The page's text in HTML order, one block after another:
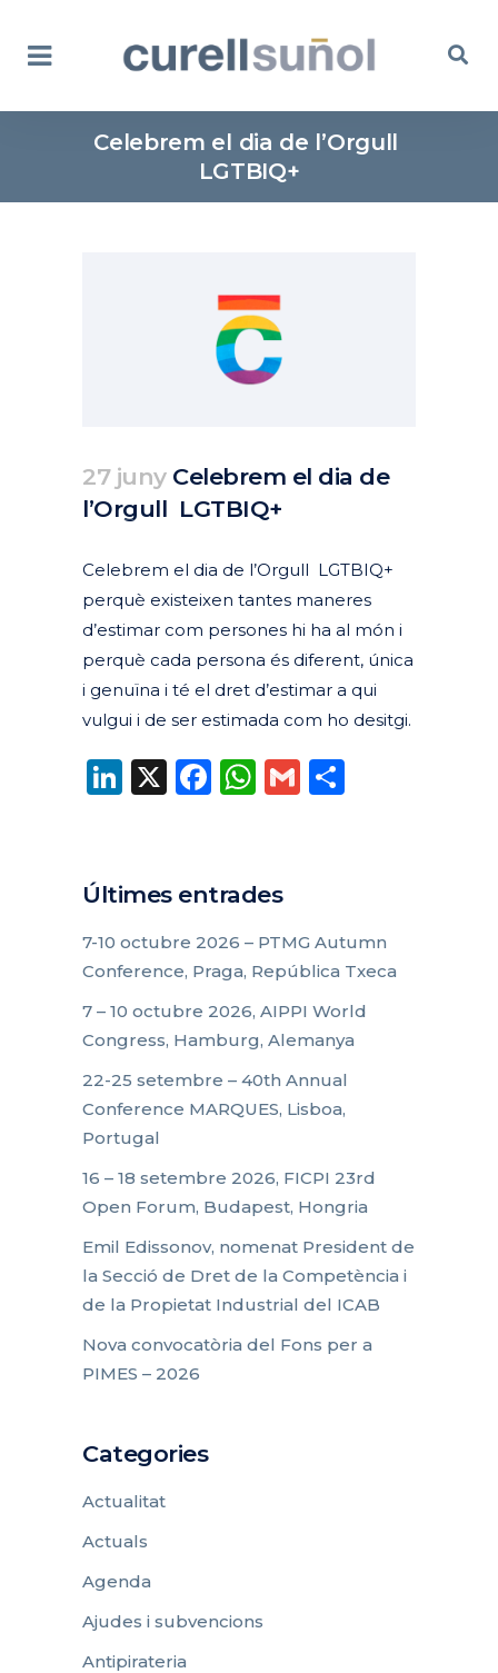
Celebrem el dia de l’Orgull
LGTBIQ+
27 junyCelebrem el dia de
l’Orgull LGTBIQ+
Celebrem el dia de l’Orgull LGTBIQ+
perquè existeixen tantes maneres
d’estimar com persones hi ha al món i
perquè cada persona és diferent, única
i genuïna i té el dret d’estimar a qui
vulgui i de ser estimada com ho desitgi.
LinkedIn
X Facebook
WhatsApp
Gmail
Últimes entrades
7-10 octubre 2026 – PTMG Autumn
Conference, Praga, República Txeca
7 – 10 octubre 2026, AIPPI World
Congress, Hamburg, Alemanya
22-25 setembre – 40th Annual
Conference MARQUES, Lisboa,
Portugal
16 – 18 setembre 2026, FICPI 23rd
Open Forum, Budapest, Hongria
Emil Edissonov, nomenat President de
la Secció de Dret de la Competència i
de la Propietat Industrial del ICAB
Nova convocatòria del Fons per a
PIMES – 2026
Categories
Actualitat
Actuals
Agenda
Ajudes i subvencions
Antipirateria